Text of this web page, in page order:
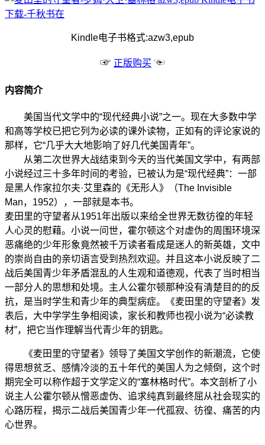
Kindle电子书格式:azw3,epub
☞ 正版购买 ☜
内容简介
美国当代文学中的“现代经典小说”之一。现在大多数中学
和高等学校已把它列为必读的课外读物，正如有的评论家说的
那样，它“几乎大大地影响了好几代美国青年”。
从第二次世界大战结束到今天的当代美国文学中，有两部
小说经过三十多年时间的考验，已被认为是“现代经典”：一部
是黑人作家拉尔夫·艾里森的《无形人》（The Invisible
Man，1952），一部就是本书。
麦田里的守望者从1951年出版以来给全世界无数彷徨的年轻
人心灵的慰藉。小说一问世，霍尔顿这个对虚伪的周围环境深
恶痛绝的少年形象竟然被千万读者看成是迷人的新英雄，文中
的崇尚自由的亲切语言受到热烈欢迎。并且这本小说反映了二
战后美国青少年矛盾混乱的人生观和道德观，代表了当时相当
一部分人的思想和处境。主人公霍尔顿那种没有清楚目的的反
抗，是当时学生和青少年的典型病症。《麦田里的守望者》发
表后，大中学学生争相阅读，家长和教师也视小说为“必读教
材”，把它当作理解当代青少年的钥匙。
《麦田里的守望者》领导了美国文学创作的新潮流，它使
得思想贫乏、感情冷淡的五十年代的美国人为之倾倒，这个时
期完全可以称作超于文学定义的“塞林格时代”。本文剖析了小
说主人公霍尔顿从憎恶虚伪、追求纯真到最终屈从社会现实的
心路历程，揭示二战后美国青少年一代孤寂、彷徨、痛苦的内
心世界。